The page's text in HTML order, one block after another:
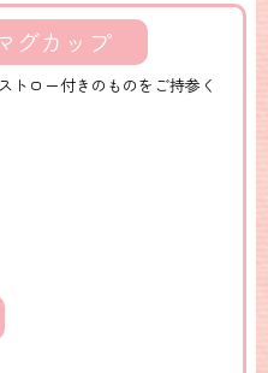
グカップ
トロー付きのものをご持参く